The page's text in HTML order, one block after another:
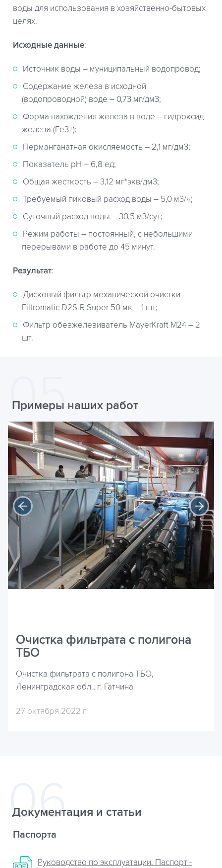
воды для использования в хозяйственно-бытовых
целях.
Исходные данные:
Источник воды – муниципальный водопровод;
Содержание железа в исходной
(водопроводной) воде – 0,73 мг/дм3;
Форма нахождения железа в воде – гидроксид
железа (Fe3+);
Перманганатная окисляемость – 2,1 мг/дм3;
Показатель рН – 6,8 ед;
Общая жесткость – 3,12 мг*экв/дм3;
Требуемый пиковый расход воды – 5,0 м3/ч;
Суточный расход воды – 30,5 м3/сут;
Режим работы – постоянный, с небольшими
перерывами в работе до 45 минут.
Результат:
Дисковый фильтр механической очистки
Filtromatic D2S-R Super 50 мк – 1 шт;
Фильтр обезжелезиватель MayerKraft М24 – 2
шт.
Примеры наших работ
Очистка фильтрата с полигона
ТБО
Очистка фильтрата с полигона ТБО,
Ленинградская обл., г. Гатчина
27 октября 2022 г
Документация и статьи
Паспорта
Руководство по эксплуатации. Паспорт -